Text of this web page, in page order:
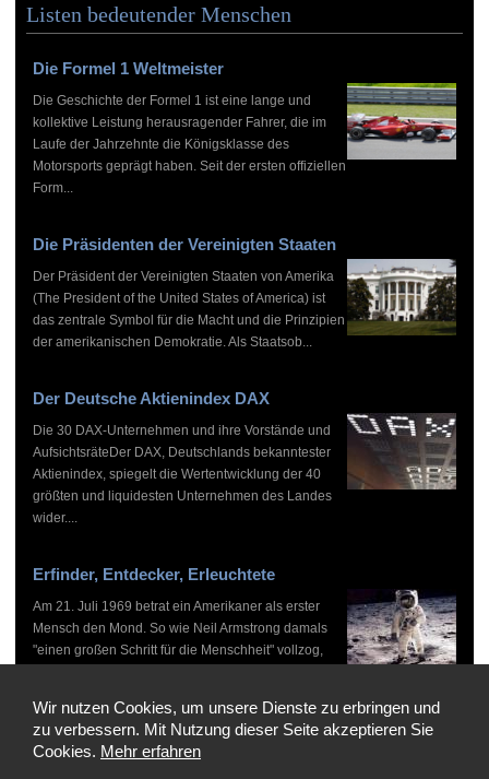
Listen bedeutender Menschen
Die Formel 1 Weltmeister
Die Geschichte der Formel 1 ist eine lange und
kollektive Leistung herausragender Fahrer, die im
Laufe der Jahrzehnte die Königsklasse des
Motorsports geprägt haben. Seit der ersten offiziellen
Form...
Die Präsidenten der Vereinigten Staaten
Der Präsident der Vereinigten Staaten von Amerika
(The President of the United States of America) ist
das zentrale Symbol für die Macht und die Prinzipien
der amerikanischen Demokratie. Als Staatsob...
Der Deutsche Aktienindex DAX
Die 30 DAX-Unternehmen und ihre Vorstände und
AufsichtsräteDer DAX, Deutschlands bekanntester
Aktienindex, spiegelt die Wertentwicklung der 40
größten und liquidesten Unternehmen des Landes
wider....
Erfinder, Entdecker, Erleuchtete
Am 21. Juli 1969 betrat ein Amerikaner als erster
Mensch den Mond. So wie Neil Armstrong damals
"einen großen Schritt für die Menschheit" vollzog,
Wir nutzen Cookies, um unsere Dienste zu erbringen und
zu verbessern. Mit Nutzung dieser Seite akzeptieren Sie
Cookies. Mehr erfahren